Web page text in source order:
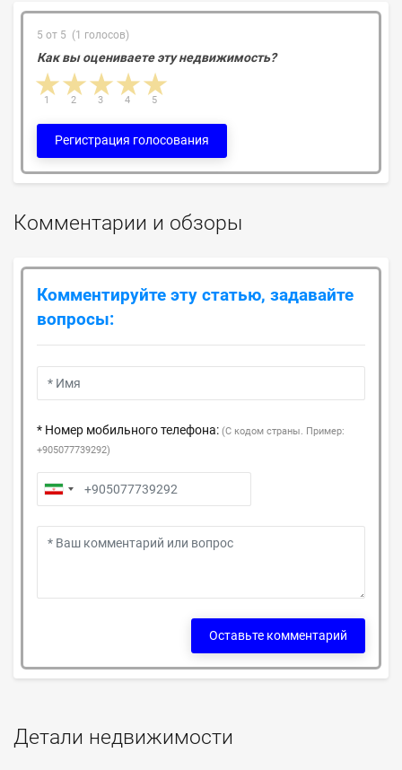
Детали недвижимости
5 от 5 (1 голосов)
Как вы оцениваете эту недвижимость?
4 stars
3 stars
2 stars
1 star 5
4
3
2
1
Регистрация голосования
Комментарии и обзоры
Комментируйте эту статью, задавайте
вопросы:
* Номер мобильного телефона: (С кодом страны. Пример:
+905077739292)
Оставьте комментарий